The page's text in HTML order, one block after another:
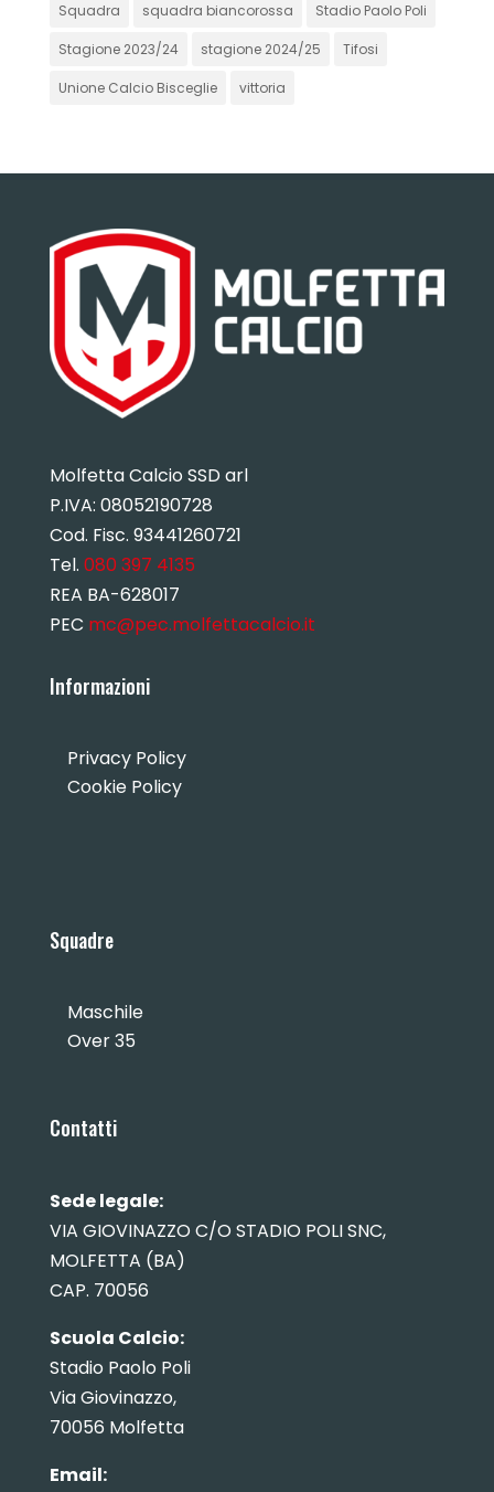
Squadra squadra biancorossa Stadio Paolo Poli
Stagione 2023/24 stagione 2024/25 Tifosi
Unione Calcio Bisceglie vittoria
Molfetta Calcio SSD arl
P.IVA: 08052190728
Cod. Fisc. 93441260721
Tel. 080 397 4135
REA BA-628017
PEC mc@pec.molfettacalcio.it
Informazioni
Privacy Policy
Cookie Policy
Squadre
Maschile
Over 35
Contatti
Sede legale:
VIA GIOVINAZZO C/O STADIO POLI SNC,
MOLFETTA (BA)
CAP. 70056
Scuola Calcio:
Stadio Paolo Poli
Via Giovinazzo,
70056 Molfetta
Email: